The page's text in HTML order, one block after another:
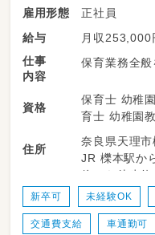
雇用形態
正社員
給与
月収253,000
仕事
内容
保育業務全
資格
保育士 幼稚園教諭第一種 幼稚園教諭第二種 保
育士 幼稚
住所
奈良県天理市楢町544 万葉
JR 櫟本駅か
停から徒歩約
新卒可 未経験OK
交通費支給 車通勤可